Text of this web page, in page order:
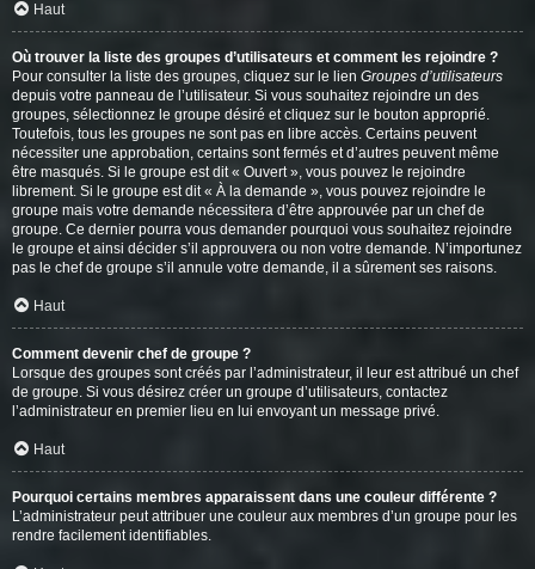
Haut
Où trouver la liste des groupes d’utilisateurs et comment les rejoindre ?
Pour consulter la liste des groupes, cliquez sur le lien Groupes d’utilisateurs
depuis votre panneau de l’utilisateur. Si vous souhaitez rejoindre un des
groupes, sélectionnez le groupe désiré et cliquez sur le bouton approprié.
Toutefois, tous les groupes ne sont pas en libre accès. Certains peuvent
nécessiter une approbation, certains sont fermés et d’autres peuvent même
être masqués. Si le groupe est dit « Ouvert », vous pouvez le rejoindre
librement. Si le groupe est dit « À la demande », vous pouvez rejoindre le
groupe mais votre demande nécessitera d’être approuvée par un chef de
groupe. Ce dernier pourra vous demander pourquoi vous souhaitez rejoindre
le groupe et ainsi décider s’il approuvera ou non votre demande. N’importunez
pas le chef de groupe s’il annule votre demande, il a sûrement ses raisons.
Haut
Comment devenir chef de groupe ?
Lorsque des groupes sont créés par l’administrateur, il leur est attribué un chef
de groupe. Si vous désirez créer un groupe d’utilisateurs, contactez
l’administrateur en premier lieu en lui envoyant un message privé.
Haut
Pourquoi certains membres apparaissent dans une couleur différente ?
L’administrateur peut attribuer une couleur aux membres d’un groupe pour les
rendre facilement identifiables.